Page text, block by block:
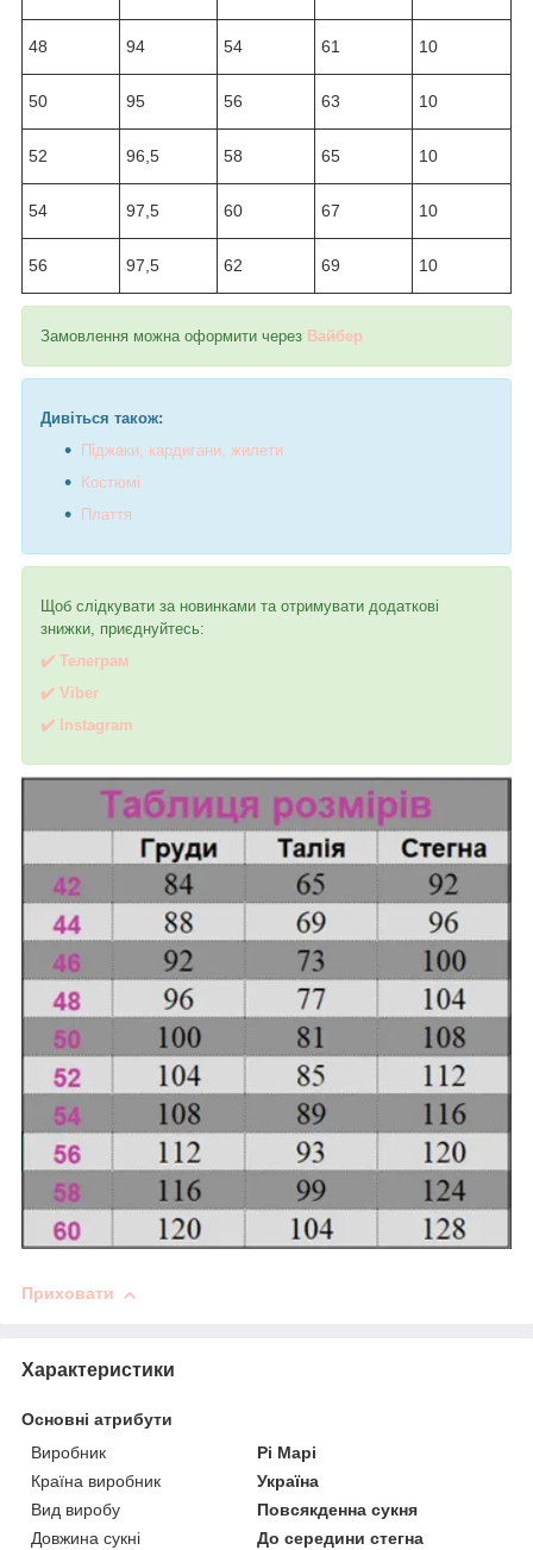
48 94 54 61 10
50 95 56 63 10
52 96,5 58 65 10
54 97,5 60 67 10
56 97,5 62 69 10
Замовлення можна оформити через Вайбер
Дивіться також:
Піджаки, кардигани, жилети
Костюмі
Плаття
Щоб слідкувати за новинками та отримувати додаткові
знижки, приєднуйтесь:
✔️ Телеграм
✔️ Viber
✔️ Instagram
Приховати
Характеристики
Основні атрибути
Виробник
Рі Марі
Країна виробник
Україна
Вид виробу
Повсякденна сукня
Довжина сукні
До середини стегна